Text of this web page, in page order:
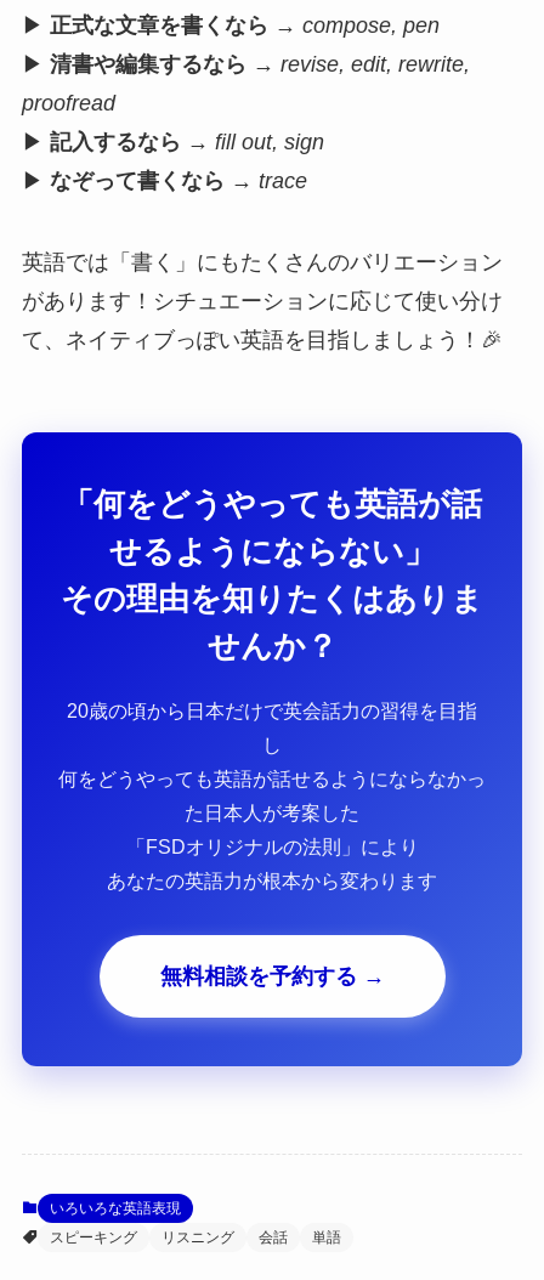
▶ 正式な文章を書くなら → compose, pen
▶ 清書や編集するなら → revise, edit, rewrite,
proofread
▶ 記入するなら → fill out, sign
▶ なぞって書くなら → trace
英語では「書く」にもたくさんのバリエーション
があります！シチュエーションに応じて使い分け
て、ネイティブっぽい英語を目指しましょう！🎉
「何をどうやっても英語が話
せるようにならない」
その理由を知りたくはありま
せんか？
20歳の頃から日本だけで英会話力の習得を目指
し
何をどうやっても英語が話せるようにならなかっ
た日本人が考案した
「FSDオリジナルの法則」により
あなたの英語力が根本から変わります
無料相談を予約する →
いろいろな英語表現
スピーキング
リスニング 会話 単語